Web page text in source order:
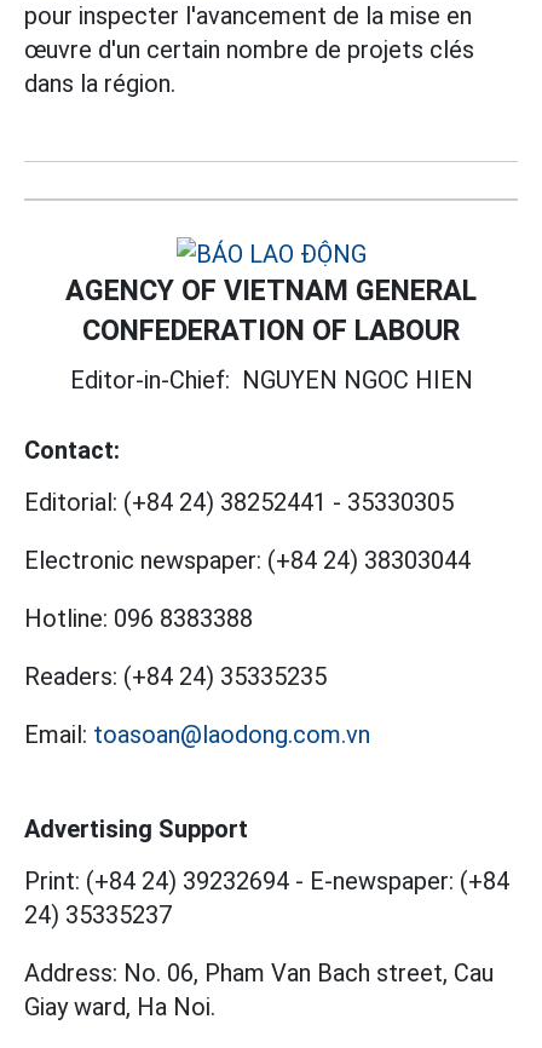
pour inspecter l'avancement de la mise en
œuvre d'un certain nombre de projets clés
dans la région.
AGENCY OF VIETNAM GENERAL
CONFEDERATION OF LABOUR
Editor-in-Chief: NGUYEN NGOC HIEN
Contact:
Editorial: (+84 24) 38252441 - 35330305
Electronic newspaper: (+84 24) 38303044
Hotline: 096 8383388
Readers: (+84 24) 35335235
Email: toasoan@laodong.com.vn
Advertising Support
Print: (+84 24) 39232694 - E-newspaper: (+84
24) 35335237
Address: No. 06, Pham Van Bach street, Cau
Giay ward, Ha Noi.